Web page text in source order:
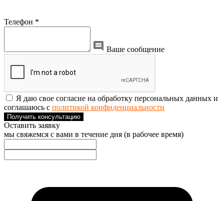
Телефон *
Ваше сообщение
Я даю свое согласие на обработку персональных данных и
соглашаюсь с политикой конфиденциальности
Получить консультацию
Оставить заявку
мы свяжемся с вами в течение дня (в рабочее время)